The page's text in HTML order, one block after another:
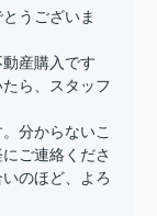
うございま
産購入です
ら、スタッフ
分からないこ
ご連絡くださ
のほど、よろ